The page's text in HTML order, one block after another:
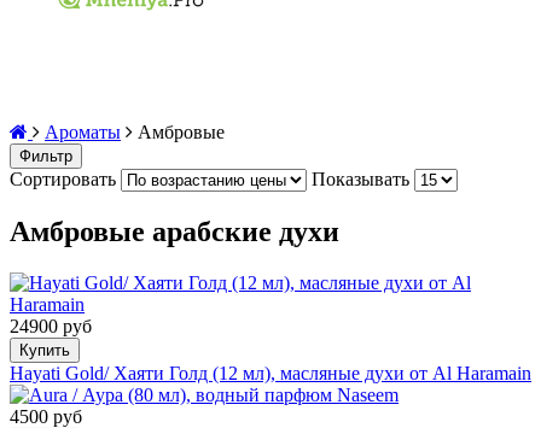
Ароматы Амбровые
Фильтр
Сортировать Показывать
Амбровые арабские духи
24900 руб
Купить
Hayati Gold/ Хаяти Голд (12 мл), масляные духи от Al Haramain
4500 руб